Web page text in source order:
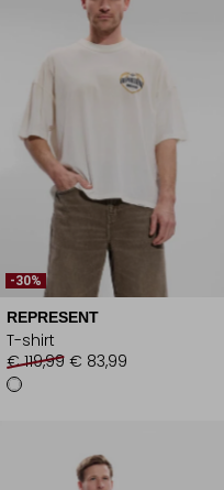
-30%
REPRESENT
T-shirt
€ 119,99 € 83,99